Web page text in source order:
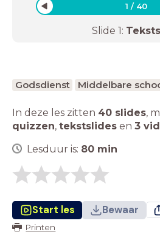
1 / 40
Slide 1:
Godsdienst Middelbare
In deze les zitten 40 slides,
quizzen, tekstslides en 3
Lesduur is: 80 min
Start les Bewaar
Printen